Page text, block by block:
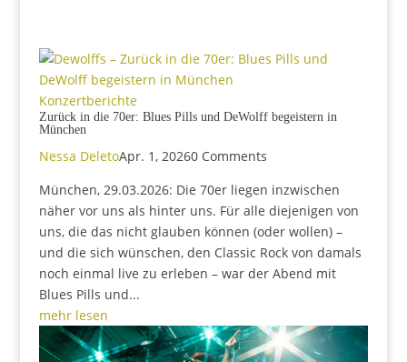
Konzertberichte
Zurück in die 70er: Blues Pills und DeWolff begeistern in
München
Nessa DeletoApr. 1, 20260 Comments
München, 29.03.2026: Die 70er liegen inzwischen
näher vor uns als hinter uns. Für alle diejenigen von
uns, die das nicht glauben können (oder wollen) –
und die sich wünschen, den Classic Rock von damals
noch einmal live zu erleben – war der Abend mit
Blues Pills und...
mehr lesen